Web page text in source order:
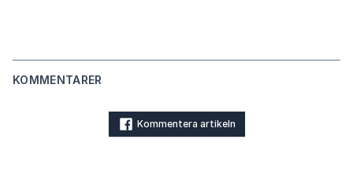
KOMMENTARER
Kommentera artikeln